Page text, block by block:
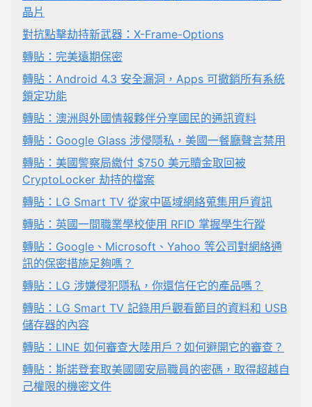
晶片
對抗點擊劫持新武器：X-Frame-Options
轉貼：完美遠期保密
轉貼：Android 4.3 安全漏洞，Apps 可撤銷所有系統
鎖定功能
轉貼：澳洲與外國情報夥伴分享國民的通訊資料
轉貼：Google Glass 涉侵隱私，美國一餐廳聲言禁用
轉貼：美國警察局繳付 $750 美元贖金取回被
CryptoLocker 劫持的檔案
轉貼：LG Smart TV 從家中區域網絡蒐集用戶資訊
轉貼：英國一間職業學校使用 RFID 掌握學生行蹤
轉貼：Google、Microsoft、Yahoo 等公司對網絡通
訊的保密措施足夠嗎？
轉貼：LG 涉嫌侵犯隱私，你還信任它的產品嗎？
轉貼：LG Smart TV 記錄用戶觀看節目的資料和 USB
儲存器的內容
轉貼：LINE 如何審查大陸用戶？如何避開它的審查？
轉貼：斯諾登套取美國國安局職員的密碼，取得超越自
己權限的機密文件